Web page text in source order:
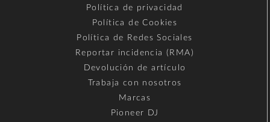
Política de privacidad
Política de Cookies
Política de Redes Sociales
Reportar incidencia (RMA)
Devolución de artículo
Trabaja con nosotros
Marcas
Pioneer DJ